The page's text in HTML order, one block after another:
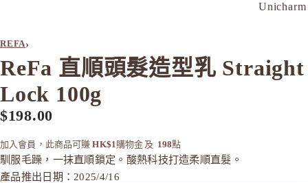
REFA›
ReFa 直順頭髮造型乳 Straight
Lock 100g
$198.00
加入會員，此商品可賺 HK$1 購物金 及 198點
馴服毛躁，一抹直順鎖定。酸熱科技打造柔順直髮。
產品推出日期：2025/4/16